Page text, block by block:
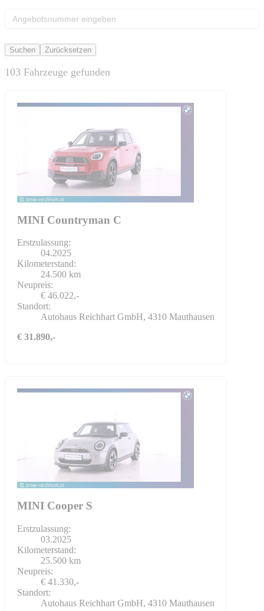
Suchen Zurücksetzen
103 Fahrzeuge gefunden
MINI Countryman C
Erstzulassung:
04.2025
Kilometerstand:
24.500 km
Neupreis:
€ 46.022,-
Standort:
Autohaus Reichhart GmbH, 4310 Mauthausen
€ 31.890,-
MINI Cooper S
Erstzulassung:
03.2025
Kilometerstand:
25.500 km
Neupreis:
€ 41.330,-
Standort:
Autohaus Reichhart GmbH, 4310 Mauthausen